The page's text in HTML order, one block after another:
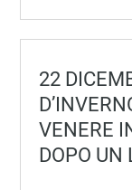
22
VENERE
DOPO UN